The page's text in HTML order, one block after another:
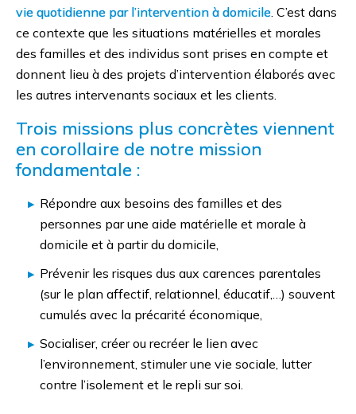
vie quotidienne par l’intervention à domicile. C’est dans
ce contexte que les situations matérielles et morales
des familles et des individus sont prises en compte et
donnent lieu à des projets d’intervention élaborés avec
les autres intervenants sociaux et les clients.
Trois missions plus concrètes viennent
en corollaire de notre mission
fondamentale :
Répondre aux besoins des familles et des
personnes par une aide matérielle et morale à
domicile et à partir du domicile,
Prévenir les risques dus aux carences parentales
(sur le plan affectif, relationnel, éducatif,…) souvent
cumulés avec la précarité économique,
Socialiser, créer ou recréer le lien avec
l’environnement, stimuler une vie sociale, lutter
contre l’isolement et le repli sur soi.